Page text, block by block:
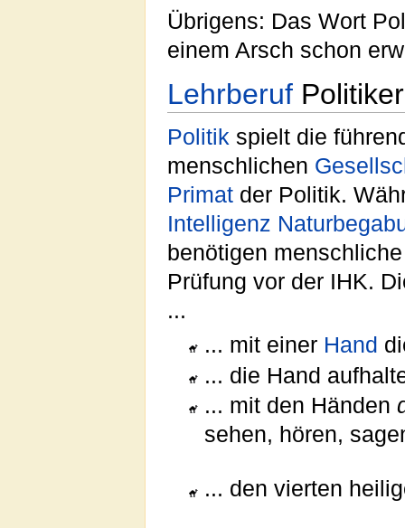
Übrigens: Das Wort
einem Arsch schon
Lehrberuf Politiker
Politik spielt die
menschlichen
Primat der Politik.
Intelligenz
benötigen
Prüfung vor der IHK.
...
... mit einer Hand
... die Hand
... mit den Händen
sehen, hören,
... den vierten